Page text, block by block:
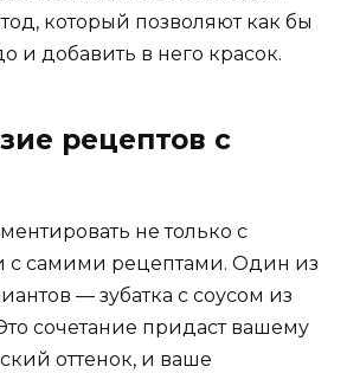
который позволяют как бы
и добавить в него красок.
рецептов с
не только с
с самими рецептами. Один из
— зубатка с соусом из
сочетание придаст вашему
оттенок, и ваше